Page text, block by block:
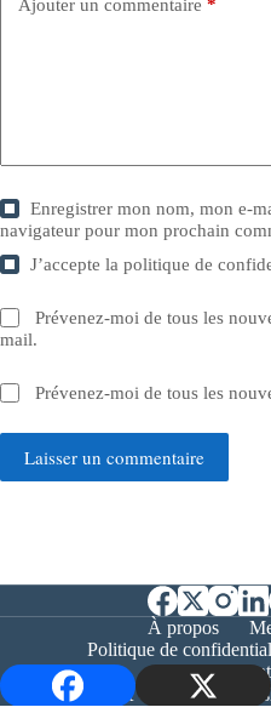
Ajouter un commentaire *
Enregistrer mon nom, mon e-
navigateur pour mon prochain
J’accepte lapolitique de
Prévenez-moi de tous les
mail.
Prévenez-moi de tous les
Laisser un commentaire
À propos
Politique de
Copyright © 2026 -